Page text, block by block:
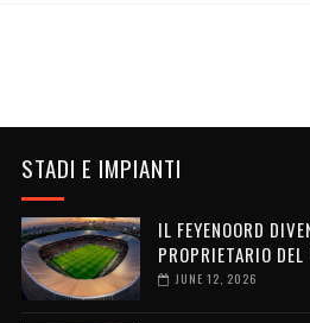
STADI E IMPIANTI
IL FEYENOORD
PROPRIETARIO DEL
JUNE 12, 2026